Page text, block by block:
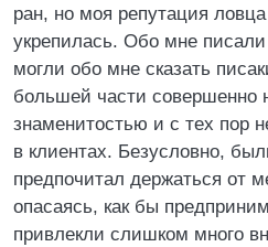
ран, но моя репутация
укрепилась. Обо мне писали
могли обо мне сказать
большей части совершенно
знаменитостью и с тех пор
в клиентах. Безусловно,
предпочитал держаться от
опасаясь, как бы
привлекли слишком много